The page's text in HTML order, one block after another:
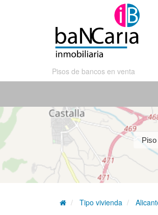
Pisos de bancos en venta
Tipo vivienda